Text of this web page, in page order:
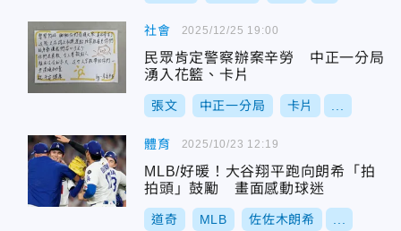
社會
民眾肯定警察辦案辛勞 中正一分局
湧入花籃、卡片
張文 中正一分局 卡片
2025/12/25 19:00
體育
MLB/好暖！大谷翔平跑向朗希「拍
拍頭」鼓勵 畫面感動球迷
道奇 MLB 佐佐木朗希
2025/10/23 12:19